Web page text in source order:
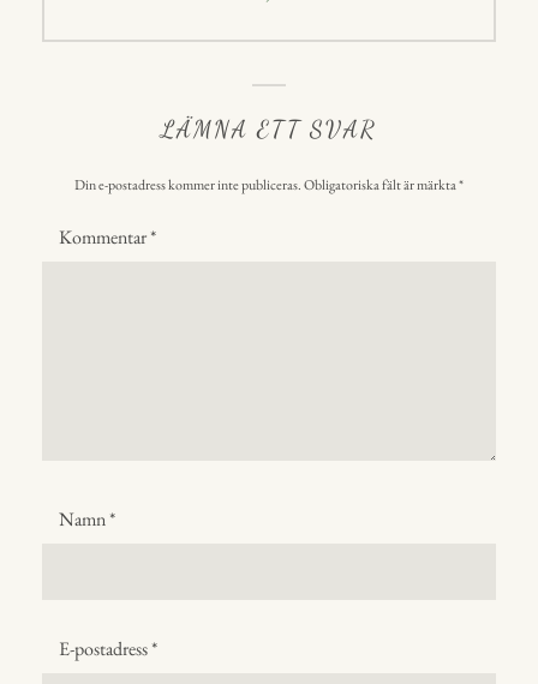
LÄMNA ETT SVAR
Din e-postadress kommer inte publiceras.Obligatoriska fält är märkta*
Kommentar*
Namn*
E-postadress*